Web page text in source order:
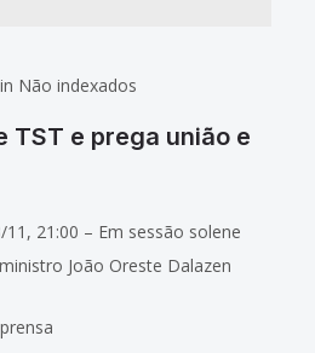
in Não indexados
TST e prega união e
21:00 – Em sessão solene
João Oreste Dalazen
2013. Juntamente com